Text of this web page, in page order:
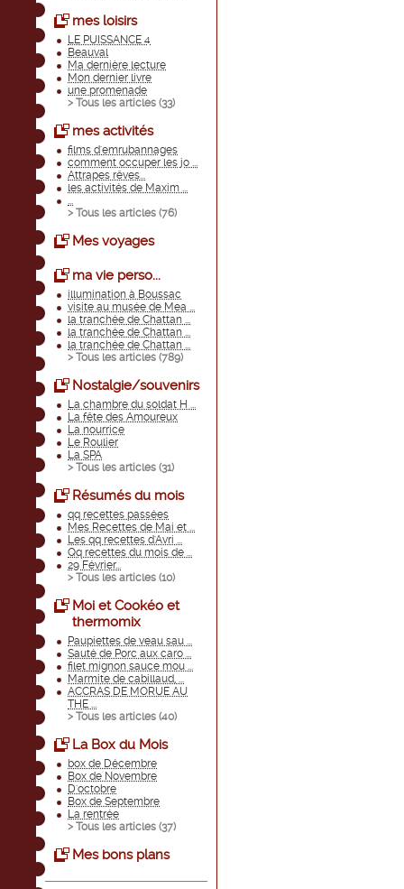
mes loisirs
LE PUISSANCE 4
Beauval
Ma dernière lecture
Mon dernier livre
une promenade
> Tous les articles (33)
mes activités
films d'emrubannages
comment occuper les jo ...
Attrapes rêves...
les activités de Maxim ...
...
> Tous les articles (76)
Mes voyages
ma vie perso...
illumination à Boussac
visite au musée de Mea ...
la tranchée de Chattan ...
la tranchée de Chattan ...
la tranchée de Chattan ...
> Tous les articles (789)
Nostalgie/souvenirs
La chambre du soldat H ...
La fête des Amoureux
La nourrice
Le Roulier
La SPA
> Tous les articles (31)
Résumés du mois
qq recettes passées
Mes Recettes de Mai et ...
Les qq recettes d'Avri ...
Qq recettes du mois de ...
29 Février...
> Tous les articles (10)
Moi et Cookéo et
thermomix
Paupiettes de veau sau ...
Sauté de Porc aux caro ...
filet mignon sauce mou ...
Marmite de cabillaud, ...
ACCRAS DE MORUE AU
THE ...
> Tous les articles (40)
La Box du Mois
box de Décembre
Box de Novembre
D'octobre
Box de Septembre
La rentrée
> Tous les articles (37)
Mes bons plans